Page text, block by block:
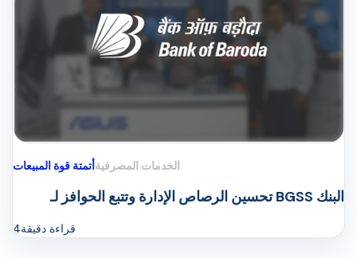
أتمتة قوة المبيعاتالخدمات المصرفية
تحسين الرصاص الإدارة وتتبع الحوافز لـ BGSS البنك
4قراءة دقيقة